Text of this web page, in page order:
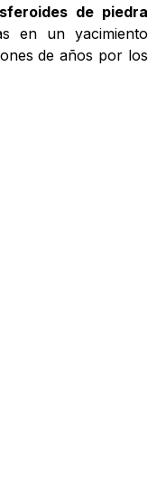
de piedra
en un yacimiento
de años por los